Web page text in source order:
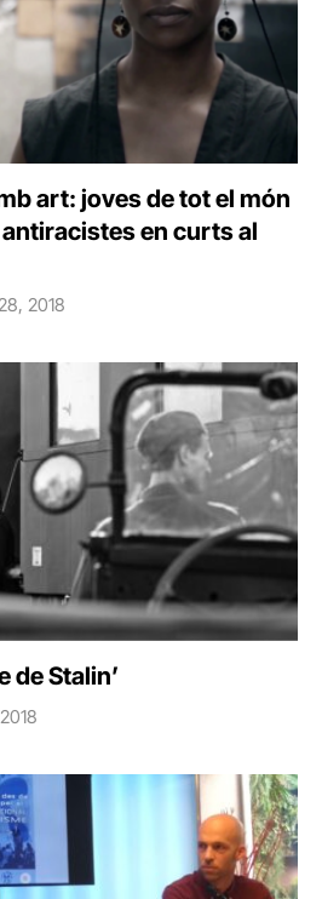
art: joves de tot el món
en curts al
2018
de Stalin’